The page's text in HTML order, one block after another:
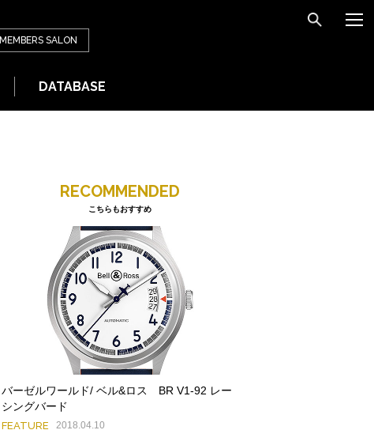
MEMBERS SALON
DATABASE
RECOMMENDED
こちらもおすすめ
バーゼルワールド/ ベル&ロス BR V1-92 レー
シングバード
FEATURE 2018.04.10